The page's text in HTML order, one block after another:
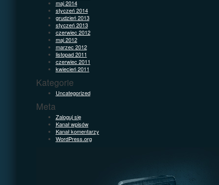
maj 2014
styczeń 2014
grudzień 2013
styczeń 2013
czerwiec 2012
maj 2012
marzec 2012
listopad 2011
czerwiec 2011
kwiecień 2011
Kategorie
Uncategorized
Meta
Zaloguj się
Kanał wpisów
Kanał komentarzy
WordPress.org